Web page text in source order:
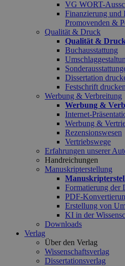
VG WORT-
Finanzierung und
Promovenden &
Qualität & Druck
Qualität & Druck
Buchausstattung
Dissertation
Festschrift drucken
Werbung & Verbreitung
Werbung &
Internet-
Werbung &
Rezensionswesen
Vertriebswege
Erfahrungen unserer
Handreichungen
Manuskripterstellung
Formatierung der
PDF-
Erstellung von
KI in der
Downloads
Verlag
Über den Verlag
Wissenschaftsverlag
Dissertationsverlag